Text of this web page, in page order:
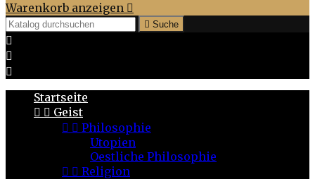
Warenkorb anzeigen 
 Suche



Startseite
  Geist
  Philosophie
Utopien
Oestliche Philosophie
  Religion